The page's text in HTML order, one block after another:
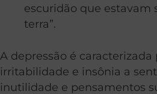
escuridão que estavam
terra”.
A depressão é caracterizada
irritabilidade e insônia a
inutilidade e pensamentos